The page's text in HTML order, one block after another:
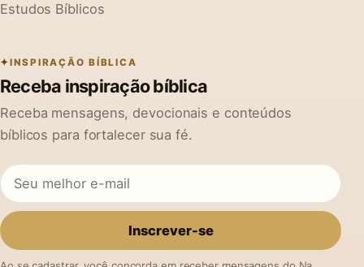
Estudos Bíblicos
INSPIRAÇÃO BÍBLICA
Receba inspiração bíblica
Receba mensagens, devocionais e conteúdos
bíblicos para fortalecer sua fé.
Inscrever-se